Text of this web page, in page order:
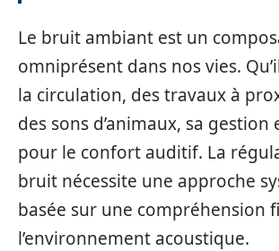
Le bruit ambiant est un
omniprésent dans nos vies.
la circulation, des travaux à
des sons d’animaux, sa gestion
pour le confort auditif. La
bruit nécessite une approche
basée sur une compréhension
l’environnement acoustique.